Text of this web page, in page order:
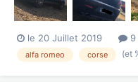
le 20 Juillet 2019
alfa romeo corse (et